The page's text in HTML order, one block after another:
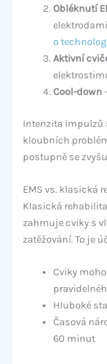
Obléknutí
o
Aktivní
Cool-down
Intenzita impulzů
kloubních
postupně se
EMS vs. klasická
Klasická
zahrnuje cviky s
zatěžování. To je
Cviky
Hluboké
Časová
60 minut